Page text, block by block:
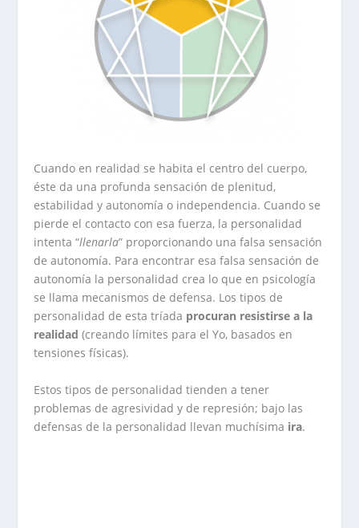
Cuando en realidad se habita el centro del cuerpo,
éste da una profunda sensación de plenitud,
estabilidad y autonomía o independencia. Cuando se
pierde el contacto con esa fuerza, la personalidad
intenta “llenarla” proporcionando una falsa sensación
de autonomía. Para encontrar esa falsa sensación de
autonomía la personalidad crea lo que en psicología
se llama mecanismos de defensa. Los tipos de
personalidad de esta tríada procuran resistirse a la
realidad(creando límites para el Yo, basados en
tensiones físicas).
Estos tipos de personalidad tienden a tener
problemas de agresividad y de represión; bajo las
defensas de la personalidad llevan muchísima ira.